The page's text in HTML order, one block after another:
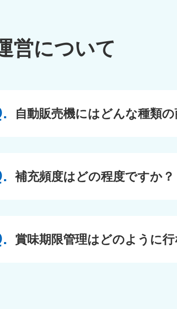
営について
自動販売機にはどんな種類
補充頻度はどの程度ですか？
賞味期限管理はどのように